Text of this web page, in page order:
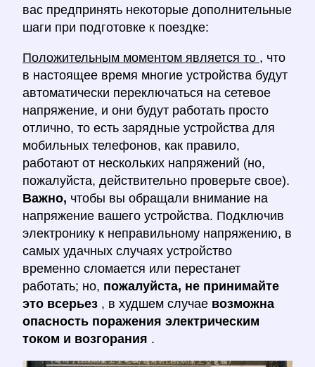
вас предпринять некоторые дополнительные
шаги при подготовке к поездке:
Положительным моментом является то , что
в настоящее время многие устройства будут
автоматически переключаться на сетевое
напряжение, и они будут работать просто
отлично, то есть зарядные устройства для
мобильных телефонов, как правило,
работают от нескольких напряжений (но,
пожалуйста, действительно проверьте свое).
Важно, чтобы вы обращали внимание на
напряжение вашего устройства. Подключив
электронику к неправильному напряжению, в
самых удачных случаях устройство
временно сломается или перестанет
работать; но, пожалуйста, не принимайте
это всерьез , в худшем случае возможна
опасность поражения электрическим
током и возгорания .